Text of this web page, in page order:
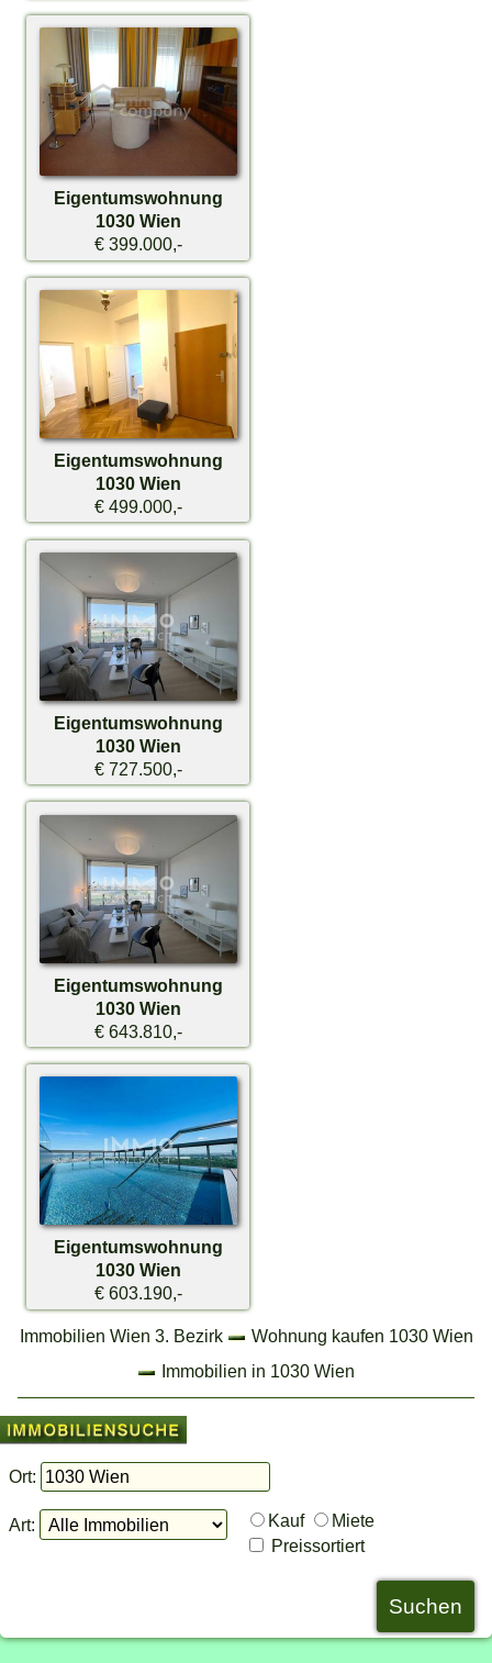
Eigentumswohnung
1030 Wien
€ 399.000,-
Eigentumswohnung
1030 Wien
€ 499.000,-
Eigentumswohnung
1030 Wien
€ 727.500,-
Eigentumswohnung
1030 Wien
€ 643.810,-
Eigentumswohnung
1030 Wien
€ 603.190,-
Immobilien Wien 3. Bezirk
Wohnung kaufen 1030 Wien
Immobilien in 1030 Wien
Ort:
Art: Kauf
Miete
Preissortiert